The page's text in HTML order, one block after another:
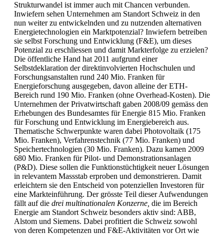
Strukturwandel ist immer auch mit Chancen verbunden.
Inwiefern sehen Unternehmen am Standort Schweiz in den
nun weiter zu entwickelnden und zu nutzenden alternativen
Energietechnologien ein Marktpotenzial? Inwiefern betreiben
sie selbst Forschung und Entwicklung (F&E), um dieses
Potenzial zu erschliessen und damit Markterfolge zu erzielen?
Die öffentliche Hand hat 2011 aufgrund einer
Selbstdeklaration der direktinvolvierten Hochschulen und
Forschungsanstalten rund 240 Mio. Franken für
Energieforschung ausgegeben, davon alleine der ETH-
Bereich rund 190 Mio. Franken (ohne Overhead-Kosten). Die
Unternehmen der Privatwirtschaft gaben 2008/09 gemäss den
Erhebungen des Bundesamtes für Energie 815 Mio. Franken
für Forschung und Entwicklung im Energiebereich aus.
Thematische Schwerpunkte waren dabei Photovoltaik (175
Mio. Franken), Verfahrenstechnik (77 Mio. Franken) und
Speichertechnologien (30 Mio. Franken). Dazu kamen 2009
680 Mio. Franken für Pilot- und Demonstrationsanlagen
(P&D). Diese sollen die Funktionstüchtigkeit neuer Lösungen
in relevantem Massstab erproben und demonstrieren. Damit
erleichtern sie den Entscheid von potenziellen Investoren für
eine Markteinführung. Der grösste Teil dieser Aufwendungen
fällt auf die drei multinationalen Konzerne, die im Bereich
Energie am Standort Schweiz besonders aktiv sind: ABB,
Alstom und Siemens. Dabei profitiert die Schweiz sowohl
von deren Kompetenzen und F&E-Aktivitäten vor Ort wie